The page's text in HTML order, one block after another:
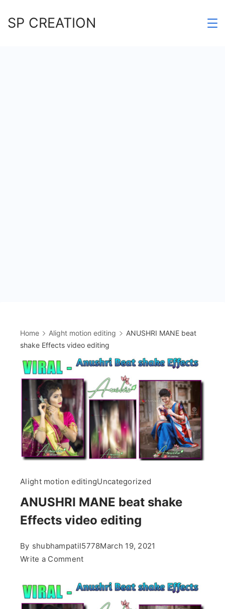
toSP CREATION
Home Alight motion editing
ANUSHRI MANE beat
shake Effects video editing
Alight motion editingUncategorized
ANUSHRI MANE beat shake
Effects video editing
By shubhampatil5778March 19, 2021
Write a Commenton
MANE